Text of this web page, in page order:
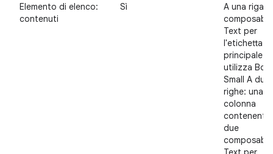
Elemento di elenco:
contenuti
Sì
A una riga:
composable
Text per
l'etichetta
principale
utilizza
Small A due
righe: una
colonna
contenente
due
composable